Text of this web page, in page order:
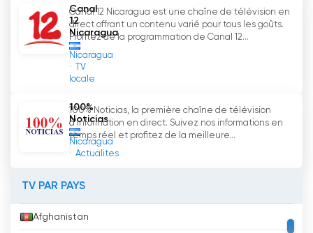
Canal
12
Nicaragua
Nicaragua
TV
locale
Canal 12 Nicaragua est une chaîne de télévision en
direct offrant un contenu varié pour tous les goûts.
Profitez de la programmation de Canal 12...
100%
Noticias
Nicaragua
Actualites
100% Noticias, la première chaîne de télévision
d'information en direct. Suivez nos informations en
temps réel et profitez de la meilleure...
TV PAR PAYS
Afghanistan